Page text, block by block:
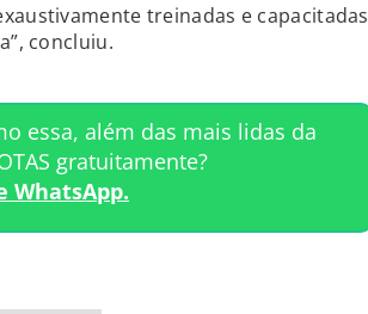
treinadas e capacitadas
concluiu.
essa, além das mais lidas da
gratuitamente?
WhatsApp.